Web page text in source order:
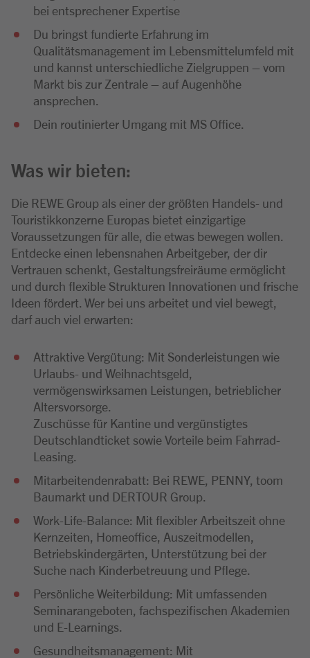
bei entsprechener Expertise
Du bringst fundierte Erfahrung im
Qualitätsmanagement im Lebensmittelumfeld mit
und kannst unterschiedliche Zielgruppen – vom
Markt bis zur Zentrale – auf Augenhöhe
ansprechen.
Dein routinierter Umgang mit MS Office.
Was wir bieten:
Die REWE Group als einer der größten Handels- und
Touristikkonzerne Europas bietet einzigartige
Voraussetzungen für alle, die etwas bewegen wollen.
Entdecke einen lebensnahen Arbeitgeber, der dir
Vertrauen schenkt, Gestaltungsfreiräume ermöglicht
und durch flexible Strukturen Innovationen und frische
Ideen fördert. Wer bei uns arbeitet und viel bewegt,
darf auch viel erwarten:
Attraktive Vergütung: Mit Sonderleistungen wie
Urlaubs- und Weihnachtsgeld,
vermögenswirksamen Leistungen, betrieblicher
Altersvorsorge.
Zuschüsse für Kantine und vergünstigtes
Deutschlandticket sowie Vorteile beim Fahrrad-
Leasing.
Mitarbeitendenrabatt: Bei REWE, PENNY, toom
Baumarkt und DERTOUR Group.
Work-Life-Balance: Mit flexibler Arbeitszeit ohne
Kernzeiten, Homeoffice, Auszeitmodellen,
Betriebskindergärten, Unterstützung bei der
Suche nach Kinderbetreuung und Pflege.
Persönliche Weiterbildung: Mit umfassenden
Seminarangeboten, fachspezifischen Akademien
und E-Learnings.
Gesundheitsmanagement: Mit